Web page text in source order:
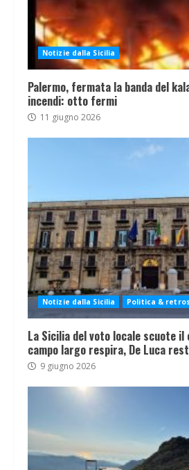
Notizie dalla Sicilia
Palermo, fermata la banda del
incendi: otto fermi
11 giugno 2026
Notizie dalla Sicilia Politica &
La Sicilia del voto locale scuote
campo largo respira, De Luca
9 giugno 2026